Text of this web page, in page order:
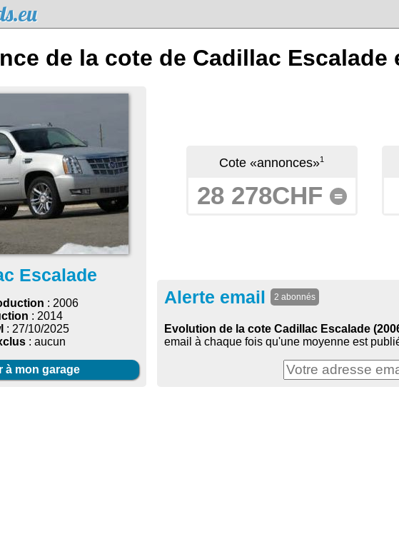
de la cote de Cadillac Escalade
Escalade
: 2006
: 2014
: 27/10/2025
: aucun
à mon garage
Cote «annonces»1
28 278CHF =
Alerte email 2 abonnés
Evolution de la cote Cadillac Escalade
email à chaque fois qu'une moyenne est